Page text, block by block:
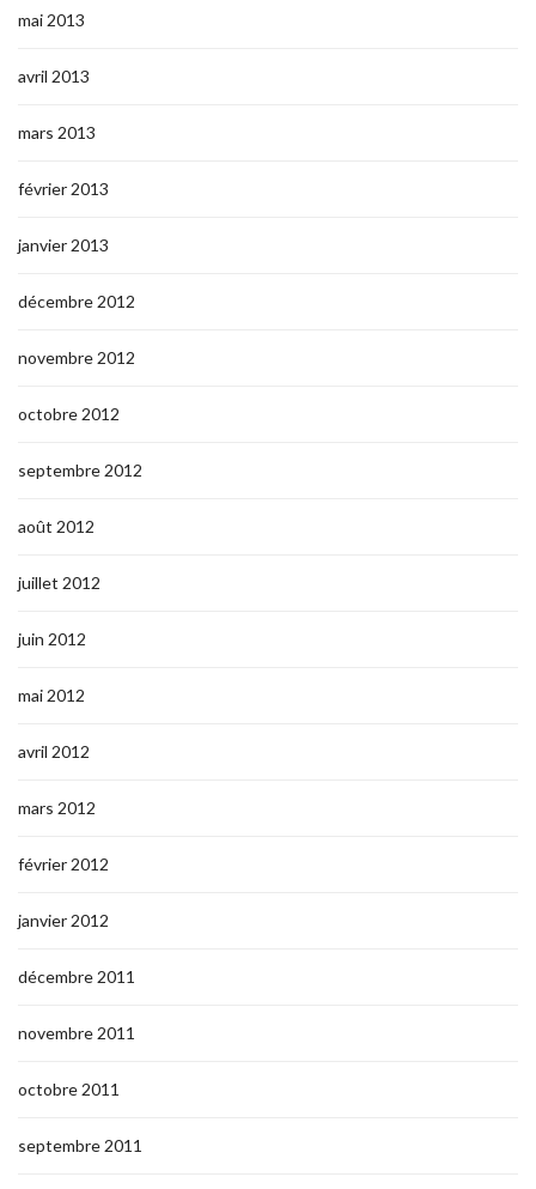
mai 2013
avril 2013
mars 2013
février 2013
janvier 2013
décembre 2012
novembre 2012
octobre 2012
septembre 2012
août 2012
juillet 2012
juin 2012
mai 2012
avril 2012
mars 2012
février 2012
janvier 2012
décembre 2011
novembre 2011
octobre 2011
septembre 2011